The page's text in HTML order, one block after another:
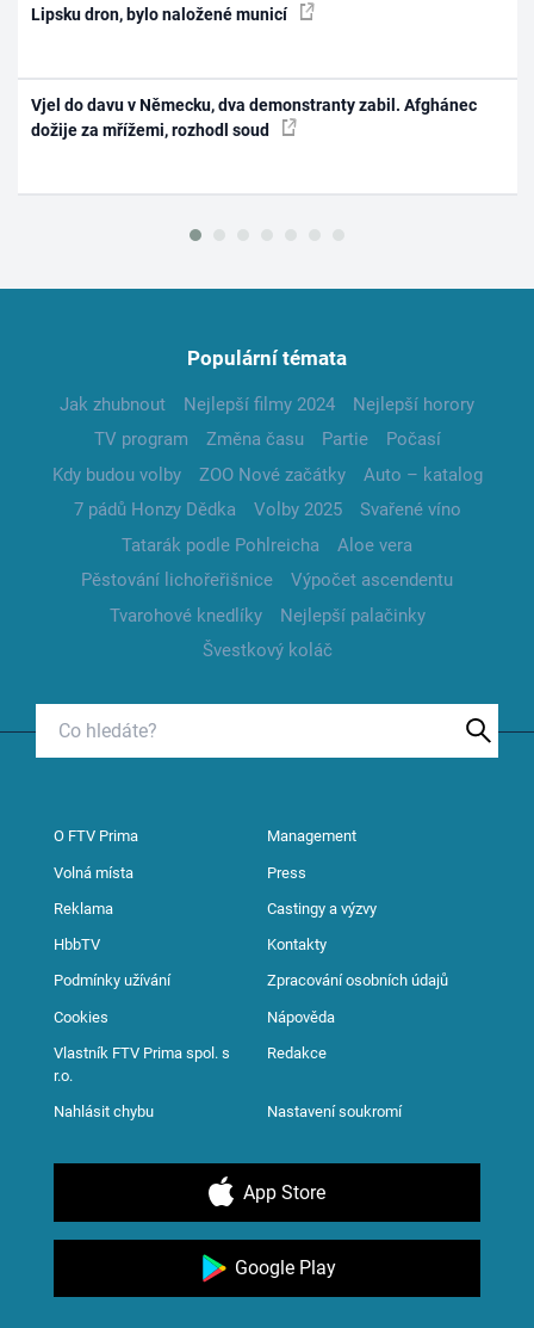
Lipsku dron, bylo naložené municí
Vjel do davu v Německu, dva demonstranty zabil. Afghánec
dožije za mřížemi, rozhodl soud
Populární témata
Jak zhubnout Nejlepší filmy 2024
Nejlepší horory
TV program
Změna času Partie
Počasí
Kdy budou volby
ZOO Nové začátky
Auto – katalog
7 pádů Honzy Dědka
Volby 2025
Svařené víno
Tatarák podle Pohlreicha
Aloe vera
Pěstování lichořeřišnice
Výpočet ascendentu
Tvarohové knedlíky
Nejlepší palačinky
Švestkový koláč
O FTV Prima Management
Volná místa Press
Reklama Castingy a výzvy
HbbTV Kontakty
Podmínky užívání Zpracování osobních údajů
Cookies Nápověda
Vlastník FTV Prima spol. s
r.o.
Redakce
Nahlásit chybu Nastavení soukromí
App Store
Google Play